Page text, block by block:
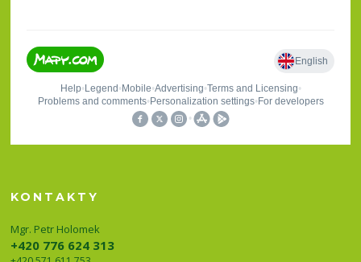
KONTAKTY
Mgr. Petr Holomek
+420 776 624 313